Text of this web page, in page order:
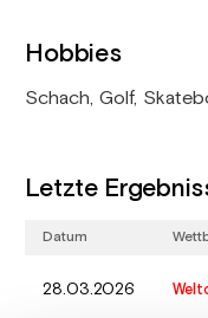
Hobbies
Schach, Golf,
Letzte
Datum
28.03.2026